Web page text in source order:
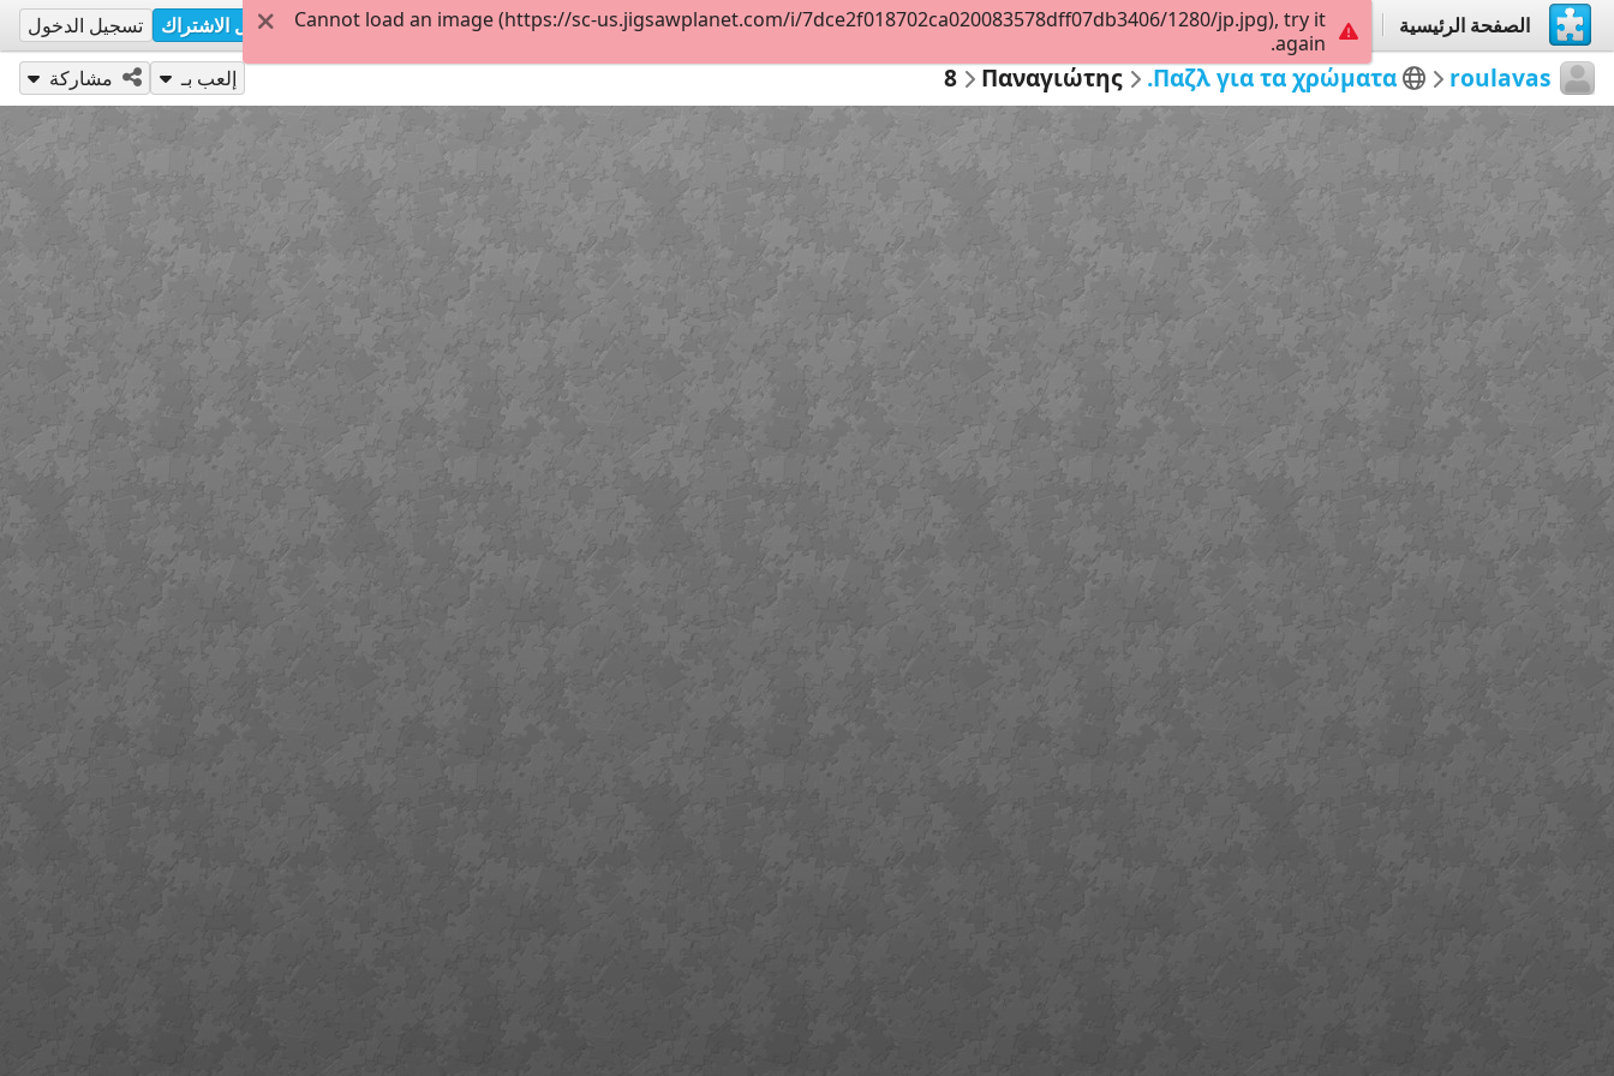
الصفحة الرئيسية إستكشاف إنشاء تسجيل الاشتراك تسجيل الدخول
roulavas
Παζλ για τα χρώματα.
Παναγιώτης
8 إلعب بـ مشاركة
Cannot load an image (https://sc-us.jigsawplanet.com/i/7dce2f018702ca020083578dff07db3406/1280/jp.jpg), try it
again.